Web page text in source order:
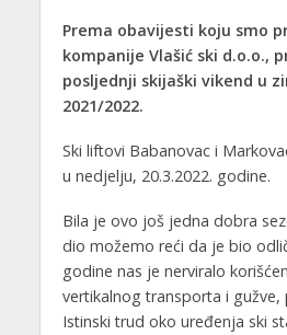
Prema obavijesti koju smo
kompanije Vlašić ski d.o.o.,
posljednji skijaški vikend u
2021/2022.
Ski liftovi Babanovac i
u nedjelju, 20.3.2022. godine.
Bila je ovo još jedna dobra
dio možemo reći da je bio
godine nas je nerviralo
vertikalnog transporta i gužve,
Istinski trud oko uređenja ski